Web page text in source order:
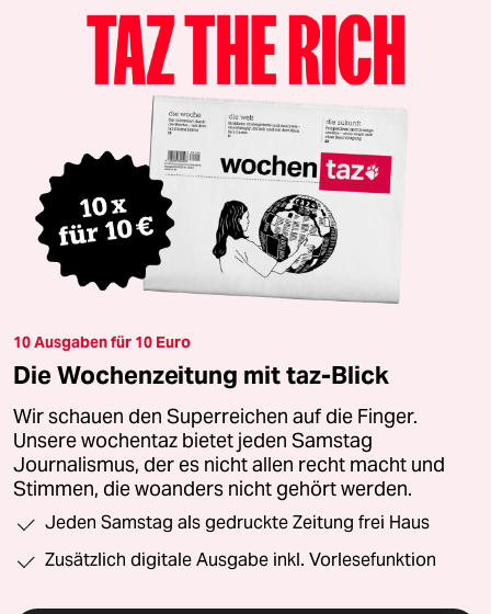
10 Ausgaben für 10 Euro
Die Wochenzeitung mit taz-Blick
Wir schauen den Superreichen auf die Finger.
Unsere wochentaz bietet jeden Samstag
Journalismus, der es nicht allen recht macht und
Stimmen, die woanders nicht gehört werden.
Jeden Samstag als gedruckte Zeitung frei Haus
Zusätzlich digitale Ausgabe inkl. Vorlesefunktion